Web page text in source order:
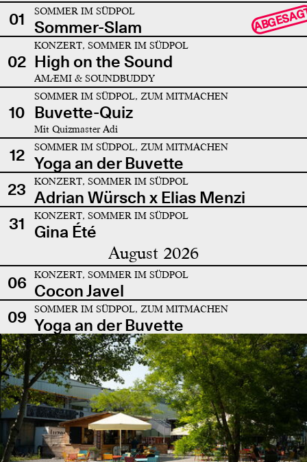
01 SOMMER IM SÜDPOL
Sommer-Slam
02
KONZERT, SOMMER IM SÜDPOL
High on the Sound
AMÆMI & SOUNDBUDDY
10
SOMMER IM SÜDPOL, ZUM MITMACHEN
Buvette-Quiz
Mit Quizmaster Adi
12 SOMMER IM SÜDPOL, ZUM MITMACHEN
Yoga an der Buvette
23
KONZERT, SOMMER IM SÜDPOL
Adrian Würsch x Elias Menzi
31
KONZERT, SOMMER IM SÜDPOL
Gina Été
August 2026
06 KONZERT, SOMMER IM SÜDPOL
Cocon Javel
09
SOMMER IM SÜDPOL, ZUM MITMACHEN
Yoga an der Buvette